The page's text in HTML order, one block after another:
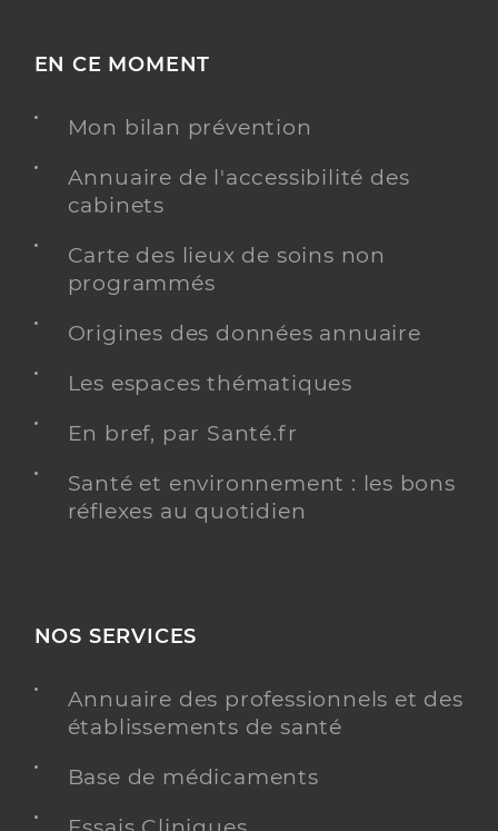
EN CE MOMENT
Mon bilan prévention
Annuaire de l'accessibilité des
cabinets
Carte des lieux de soins non
programmés
Origines des données annuaire
Les espaces thématiques
En bref, par Santé.fr
Santé et environnement : les bons
réflexes au quotidien
NOS SERVICES
Annuaire des professionnels et des
établissements de santé
Base de médicaments